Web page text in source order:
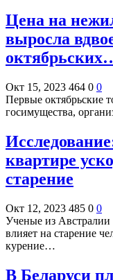
Цена на
выросла
Окт 15, 2023 464 0 0
Первые октябрьские
госимущества,
квартире
старение
Окт 12, 2023 485 0 0
Ученые из Австралии
влияет на старение
курение…
В Беларуси